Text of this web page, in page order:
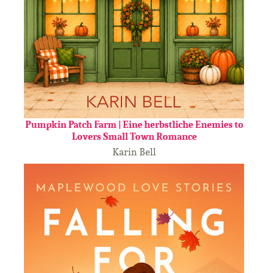
Pumpkin Patch Farm | Eine herbstliche Enemies to
Lovers Small Town Romance
Karin Bell